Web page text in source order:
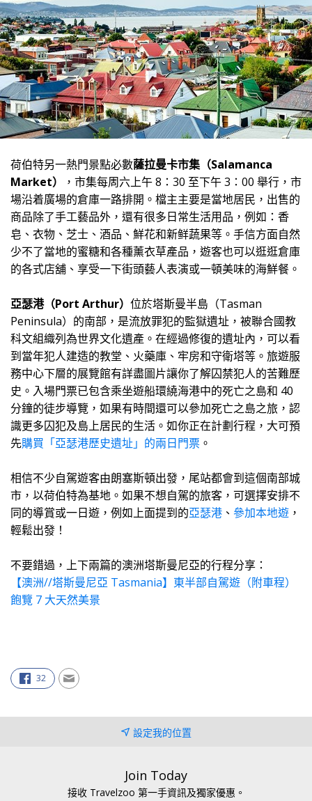
荷伯特另一熱門景點必數薩拉曼卡市集（Salamanca
Market）
，市集每周六上午 8：30 至下午 3：00 舉行，市
場沿着廣場的倉庫一路排開。 檔主主要是當地居民，出售的
商品除了手工藝品外，還有很多日常生活用品，例如：香
皂、衣物、芝士、酒品、鮮花和新鲜蔬果等。手信方面自然
少不了當地的蜜糖和各種薰衣草產品，遊客也可以逛逛倉庫
的各式店舖、享受一下街頭藝人表演或一頓美味的海鮮餐。
亞瑟港（Port Arthur） 位於塔斯曼半島（Tasman
Peninsula）的南部，是流放罪犯的監獄遺址，被聯合國教
科文組織列為世界文化遺產。在經過修復的遺址內，可以看
到當年犯人建造的教堂、火藥庫、牢房和守衛塔等。旅遊服
務中心下層的展覽館有詳盡圖片讓你了解囚禁犯人的苦難歷
史 。入場門票已包含乘坐遊船環繞海港中的死亡之島和 40
分鐘的徒步導覽，如果有時間還可以參加死亡之島之旅，認
識更多囚犯及島上居民的生活。如你正在計劃行程，大可預
先購買 「亞瑟港歷史遺址」的兩日門票 。
相信不少自駕遊客由朗塞斯頓出發，尾站都會到這個南部城
市，以荷伯特為基地。如果不想自駕的旅客，可選擇安排不
同的導賞或一日遊，例如上面提到的亞瑟港 、 參加本地遊 ，
輕鬆出發！
不要錯過，上下兩篇的澳洲塔斯曼尼亞的行程分享：
【澳洲//塔斯曼尼亞 Tasmania】東半部自駕遊（附車程）
飽覽 7 大天然美景
32
設定我的位置
Join Today
接收 Travelzoo 第一手資訊及獨家優惠。